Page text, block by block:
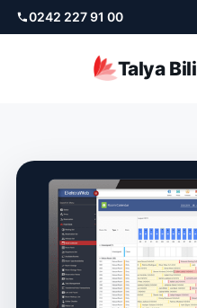
0242 227 91 00
Talya